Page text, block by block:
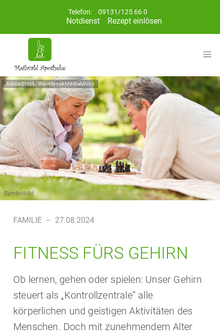
Telefon: 09131/125 66 0
Notdienst Rezept einlösen
AdobeStock/WavebreakMediaMicro
Symbolbild
FAMILIE – 27.08.2024
FITNESS FÜRS GEHIRN
Ob lernen, gehen oder spielen: Unser Gehirn
steuert als „Kontrollzentrale” alle
körperlichen und geistigen Aktivitäten des
Menschen. Doch mit zunehmendem Alter